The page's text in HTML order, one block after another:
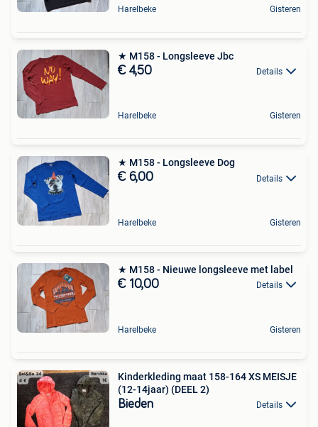
Harelbeke Gisteren
★ M158 - Longsleeve Jbc
€ 4,50 Details
Harelbeke Gisteren
★ M158 - Longsleeve Dog
€ 6,00 Details
Harelbeke Gisteren
★ M158 - Nieuwe longsleeve met label
€ 10,00 Details
Harelbeke Gisteren
Kinderkleding maat 158-164 XS MEISJE
(12-14jaar) (DEEL 2)
Bieden Details